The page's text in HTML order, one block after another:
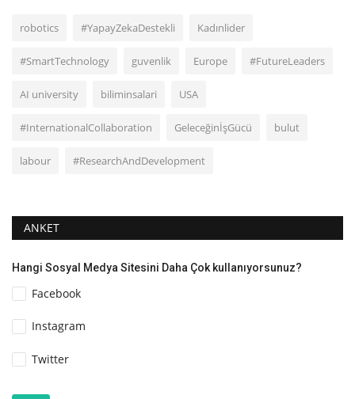
robotics #YapayZekaDestekli Kadınlider
#SmartTechnology guvenlik Europe #FutureLeaders
AI university biliminsalari USA
#InternationalCollaboration GeleceğinİşGücü bulut
labour #ResearchAndDevelopment
ANKET
Hangi Sosyal Medya Sitesini Daha Çok kullanıyorsunuz?
Facebook
Instagram
Twitter